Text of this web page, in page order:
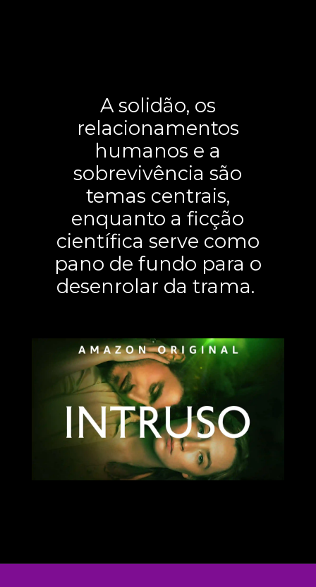
A solidão, os
relacionamentos
humanos e a
sobrevivência são
temas centrais,
enquanto a ficção
científica serve como
pano de fundo para o
desenrolar da trama.